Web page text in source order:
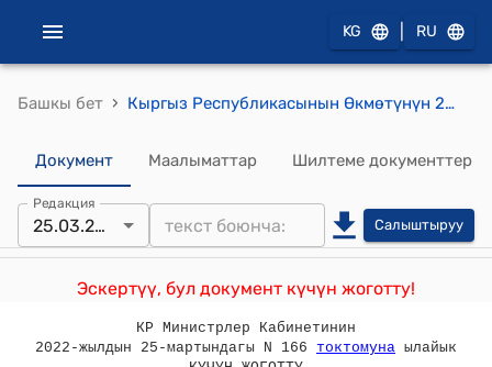
KG RU
Башкы бет › Кыргыз Республикасынын Өкмөтүнүн 2006-жылдын 14-июнундагы № 435 "Кыргыз Республикасында бюджеттик укуктун негизги принциптери жөнүндө" Кыргыз Республикасынын Мыйзамына өзгөртүүлөрдү жана толуктоолорду киргизүү тууралуу" Кыргыз Республикасынын Мыйзам долбооруна макулдук берүү жөнүндө" токтому
Документ Маалыматтар Шилтеме документтер
Редакция
25.03.2022 Салыштыруу
Эскертүү, бул документ күчүн жоготту!